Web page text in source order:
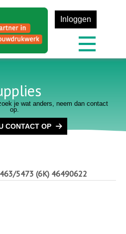
Inloggen
je wat anders, neem dan contact
op.
CONTACT OP
5473 (6K) 46490622